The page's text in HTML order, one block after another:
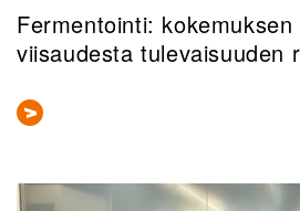
Fermentointi:
viisaudesta tulevaisuuden